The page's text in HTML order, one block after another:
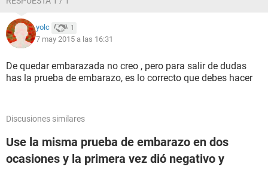
yolc 1
7 may 2015 a las 16:31
De quedar embarazada no creo , pero para salir de dudas
has la prueba de embarazo, es lo correcto que debes hacer
Discusiones similares
Use la misma prueba de embarazo en dos
ocasiones y la primera vez dió negativo y